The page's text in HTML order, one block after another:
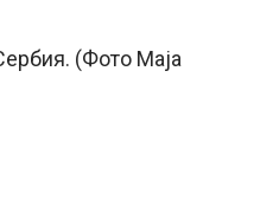
(Фото Maja